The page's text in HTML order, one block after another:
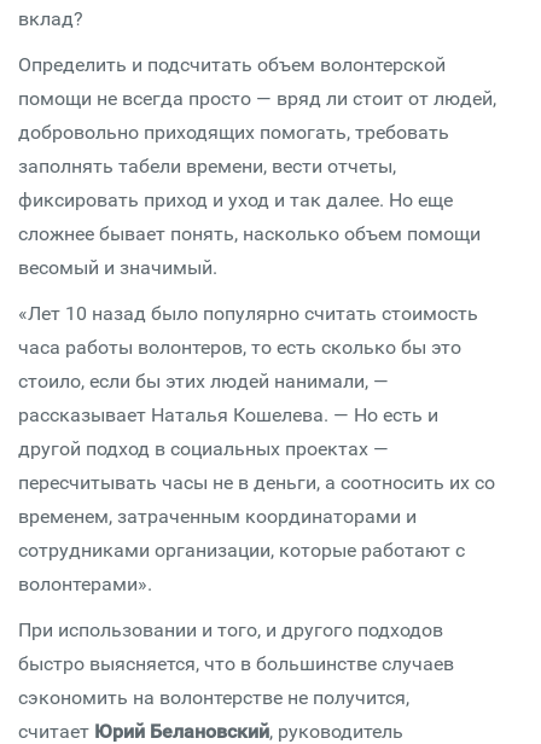
вклад?
Определить и подсчитать объем волонтерской
помощи не всегда просто — вряд ли стоит от людей,
добровольно приходящих помогать, требовать
заполнять табели времени, вести отчеты,
фиксировать приход и уход и так далее. Но еще
сложнее бывает понять, насколько объем помощи
весомый и значимый.
«Лет 10 назад было популярно считать стоимость
часа работы волонтеров, то есть сколько бы это
стоило, если бы этих людей нанимали, —
рассказывает Наталья Кошелева. — Но есть и
другой подход в социальных проектах —
пересчитывать часы не в деньги, а соотносить их со
временем, затраченным координаторами и
сотрудниками организации, которые работают с
волонтерами».
При использовании и того, и другого подходов
быстро выясняется, что в большинстве случаев
сэкономить на волонтерстве не получится,
считает Юрий Белановский, руководитель